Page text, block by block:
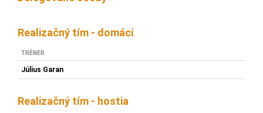
Realizačný tím - domáci
TRÉNER
Július Garan
Realizačný tím - hostia